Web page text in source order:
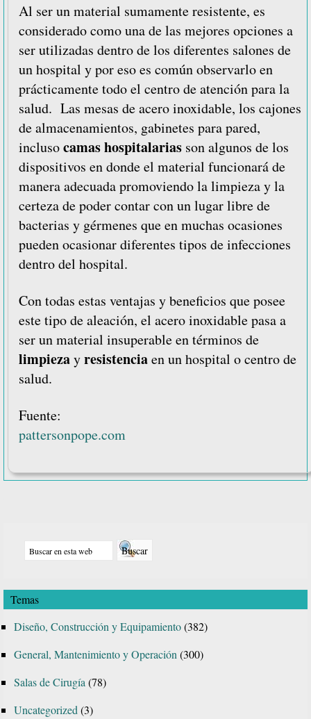
Al ser un material sumamente resistente, es
considerado como una de las mejores opciones a
ser utilizadas dentro de los diferentes salones de
un hospital y por eso es común observarlo en
prácticamente todo el centro de atención para la
salud. Las mesas de acero inoxidable, los cajones
de almacenamientos, gabinetes para pared,
inclusocamas hospitalarias son algunos de los
dispositivos en donde el material funcionará de
manera adecuada promoviendo la limpieza y la
certeza de poder contar con un lugar libre de
bacterias y gérmenes que en muchas ocasiones
pueden ocasionar diferentes tipos de infecciones
dentro del hospital.
Con todas estas ventajas y beneficios que posee
este tipo de aleación, el acero inoxidable pasa a
ser un material insuperable en términos de
limpiezayresistenciaen un hospital o centro de
salud.
Fuente:
pattersonpope.com
lateral
web
Temas
Diseño, Construcción y Equipamiento(382)
General, Mantenimiento y Operación (300)
Salas de Cirugía (78)
Uncategorized (3)